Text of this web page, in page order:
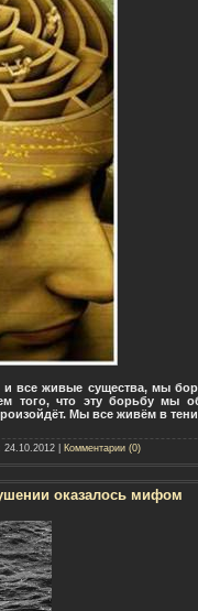
и все живые существа, мы
того, что эту борьбу мы
Мы все живём в
24.10.2012| Комментарии (0)
оказалось мифом